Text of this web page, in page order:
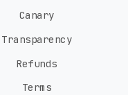
Canary
Transparency
Refunds
Terms